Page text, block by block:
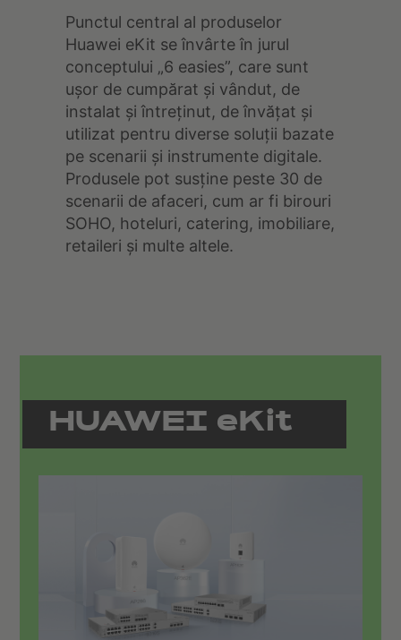
Punctul central al produselor
Huawei eKit se învârte în jurul
conceptului „6 easies”, care sunt
ușor de cumpărat și vândut, de
instalat și întreținut, de învățat și
utilizat pentru diverse soluții bazate
pe scenarii și instrumente digitale.
Produsele pot susține peste 30 de
scenarii de afaceri, cum ar fi birouri
SOHO, hoteluri, catering, imobiliare,
retaileri și multe altele.
HUAWEI eKit